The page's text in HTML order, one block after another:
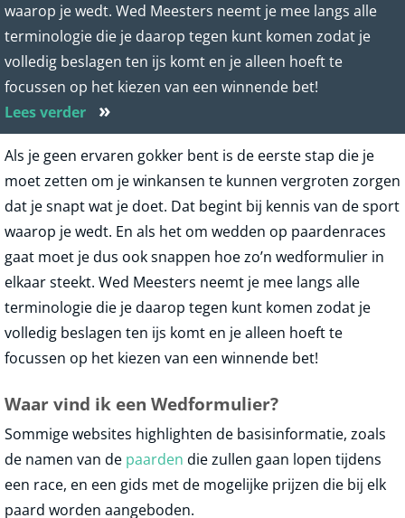
waarop je wedt. Wed Meesters neemt je mee langs alle
terminologie die je daarop tegen kunt komen zodat je
volledig beslagen ten ijs komt en je alleen hoeft te
focussen op het kiezen van een winnende bet!
Lees verder
»
Als je geen ervaren gokker bent is de eerste stap die je
moet zetten om je winkansen te kunnen vergroten zorgen
dat je snapt wat je doet. Dat begint bij kennis van de sport
waarop je wedt. En als het om wedden op paardenraces
gaat moet je dus ook snappen hoe zo’n wedformulier in
elkaar steekt. Wed Meesters neemt je mee langs alle
terminologie die je daarop tegen kunt komen zodat je
volledig beslagen ten ijs komt en je alleen hoeft te
focussen op het kiezen van een winnende bet!
Waar vind ik een Wedformulier?
Sommige websites highlighten de basisinformatie, zoals
de namen van de paarden die zullen gaan lopen tijdens
een race, en een gids met de mogelijke prijzen die bij elk
paard worden aangeboden.